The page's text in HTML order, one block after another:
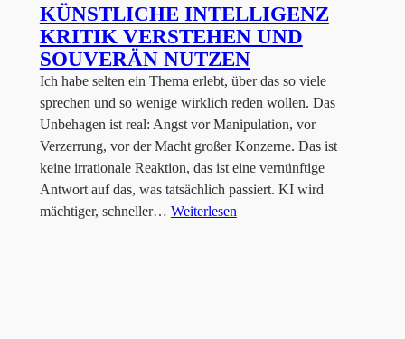
KÜNSTLICHE INTELLIGENZ
KRITIK VERSTEHEN UND
SOUVERÄN NUTZEN
Ich habe selten ein Thema erlebt, über das so viele
sprechen und so wenige wirklich reden wollen. Das
Unbehagen ist real: Angst vor Manipulation, vor
Verzerrung, vor der Macht großer Konzerne. Das ist
keine irrationale Reaktion, das ist eine vernünftige
Antwort auf das, was tatsächlich passiert. KI wird
mächtiger, schneller… Weiterlesen